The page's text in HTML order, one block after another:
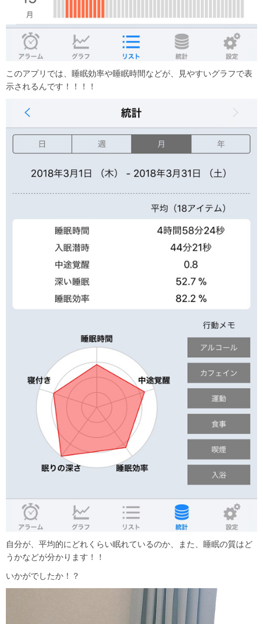
このアプリでは、睡眠効率や睡眠時間などが、見やすいグラフで表
示されるんです！！！！
自分が、平均的にどれくらい眠れているのか、また、睡眠の質はど
うかなどが分かります！！
いかがでしたか！？